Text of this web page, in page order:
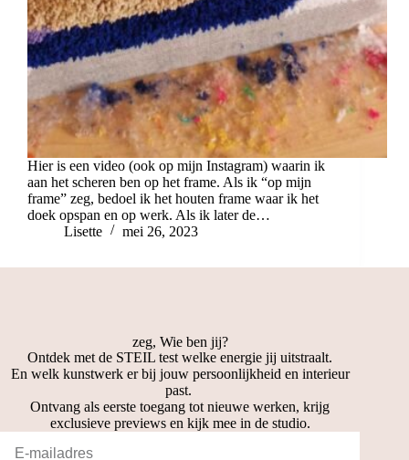
Hier is een video (ook op mijn Instagram) waarin ik
aan het scheren ben op het frame. Als ik “op mijn
frame” zeg, bedoel ik het houten frame waar ik het
doek opspan en op werk. Als ik later de…
Lisette
mei 26, 2023
zeg, Wie ben jij?
Ontdek met de STEIL test welke energie jij uitstraalt.
En welk kunstwerk er bij jouw persoonlijkheid en interieur
past.
Ontvang als eerste toegang tot nieuwe werken, krijg
exclusieve previews en kijk mee in de studio.